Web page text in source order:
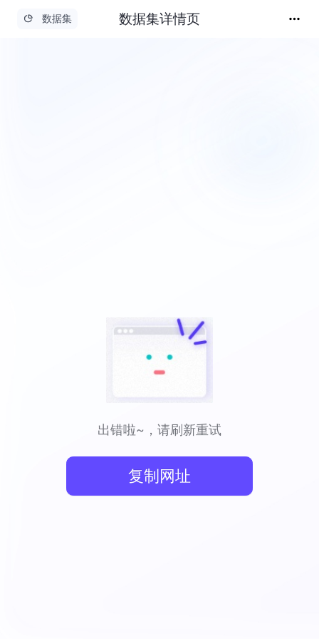
数据集 数据集详情页
出错啦~，请刷新重试
复制网址